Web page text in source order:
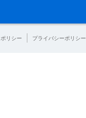
リシー プライバシーポリシー